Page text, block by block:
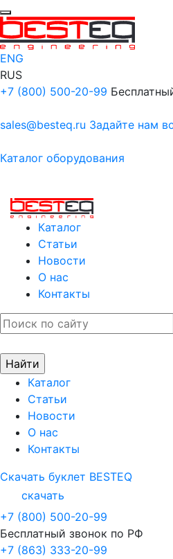
ENG
RUS
+7 (800) 500-20-99
sales@besteq.ru Задайте нам
Каталог оборудования
Каталог
Статьи
Новости
О нас
Контакты
Каталог
Статьи
Новости
О нас
Контакты
Скачать буклет BESTEQ
скачать
+7 (800) 500-20-99
Бесплатный звонок по РФ
+7 (863) 333-20-99